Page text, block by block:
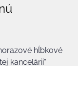
hĺbkové
kancelárii“